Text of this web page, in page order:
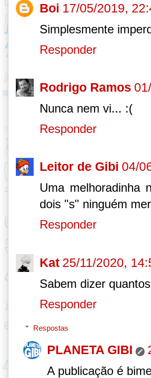
Boi 17/05/2019,
Simplesmente
Responder
Rodrigo Ramos
Nunca nem vi... :(
Responder
Leitor de Gibi 04/
Uma melhoradinha
dois "s" ninguém
Responder
Kat 25/11/2020,
Sabem dizer
Responder
Respostas
PLANETA GIBI
A publicação é